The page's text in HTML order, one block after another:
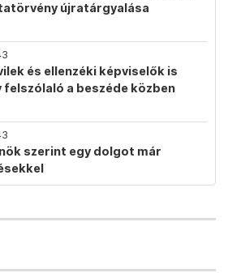
újratárgyalása
és ellenzéki képviselők is
a beszéde közben
szerint egy dolgot már